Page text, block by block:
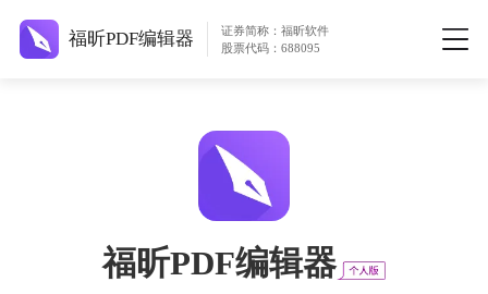
福昕PDF编辑器
证券简称：福昕软件
股票代码：688095
福昕PDF编辑器